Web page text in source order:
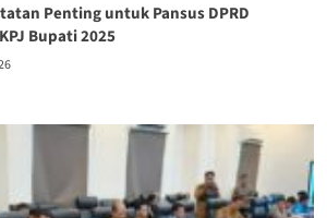
Penting untuk Pansus DPRD
Bupati 2025